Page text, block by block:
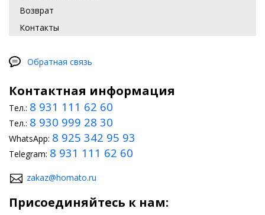
Возврат
Контакты
Обратная связь
Контактная информация
Тел.: 8 931 111 62 60
Тел.: 8 930 999 28 30
WhatsApp: 8 925 342 95 93
Telegram: 8 931 111 62 60
zakaz@homato.ru
Присоединяйтесь к нам: